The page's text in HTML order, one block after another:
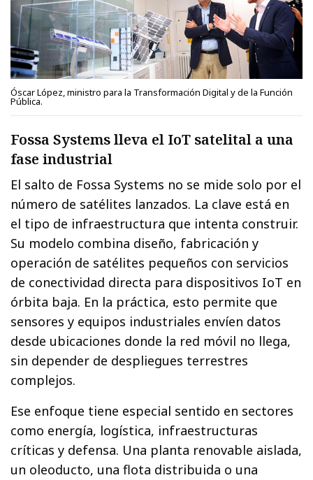
Óscar López, ministro para la Transformación Digital y de la Función
Pública.
Fossa Systems lleva el IoT satelital a una
fase industrial
El salto de Fossa Systems no se mide solo por el
número de satélites lanzados. La clave está en
el tipo de infraestructura que intenta construir.
Su modelo combina diseño, fabricación y
operación de satélites pequeños con servicios
de conectividad directa para dispositivos IoT en
órbita baja. En la práctica, esto permite que
sensores y equipos industriales envíen datos
desde ubicaciones donde la red móvil no llega,
sin depender de despliegues terrestres
complejos.
Ese enfoque tiene especial sentido en sectores
como energía, logística, infraestructuras
críticas y defensa. Una planta renovable aislada,
un oleoducto, una flota distribuida o una